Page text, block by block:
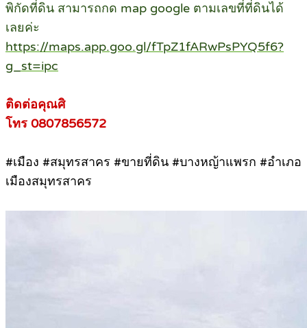
พิกัดที่ดิน สามารถกด map google ตามเลขที่ที่ดินได้
เลยค่ะ
https://maps.app.goo.gl/fTpZ1fARwPsPYQ5f6?
g_st=ipc
ติดต่อคุณศิ
โทร 0807856572
#เมือง #สมุทรสาคร #ขายที่ดิน #บางหญ้าแพรก #อำเภอ
เมืองสมุทรสาคร